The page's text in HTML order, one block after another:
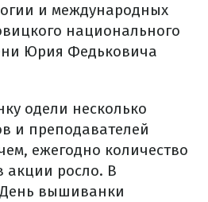
и международных
национального
Юрия Федьковича
одели несколько
и преподавателей
ежегодно количество
акции росло. В
вышиванки